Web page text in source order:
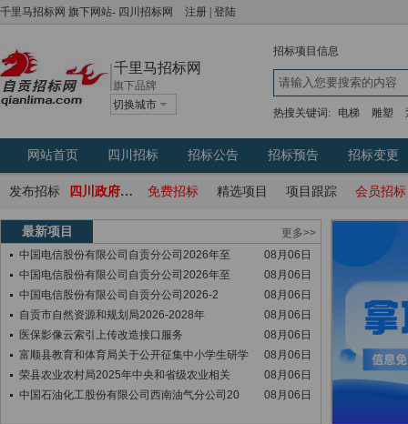
千里马招标网 旗下网站- 四川招标网 注册 登陆
千里马招标网
旗下品牌
切换城市
招标项目信息
热搜关键词: 电梯 雕塑
网站首页 四川招标 招标公告 招标预告 招标变更
发布招标 四川政府采购网 免费招标 精选项目 项目跟踪 会员招标
最新项目
更多>>
中国电信股份有限公司自贡分公司2026年至
08月06日
中国电信股份有限公司自贡分公司2026年至
08月06日
中国电信股份有限公司自贡分公司2026-2
08月06日
自贡市自然资源和规划局2026-2028年
08月06日
医保影像云索引上传改造接口服务
08月06日
富顺县教育和体育局关于公开征集中小学生研学
08月06日
荣县农业农村局2025年中央和省级农业相关
08月06日
中国石油化工股份有限公司西南油气分公司20
08月06日